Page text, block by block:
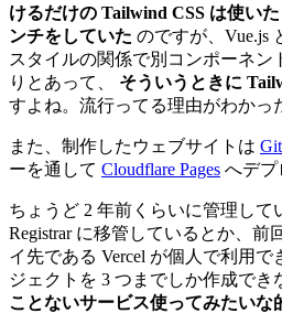
けるだけの Tailwind CSS は使い
ンチをしていた のですが、Vue.js
スタイルの関係で別コンポーネン
りとあって、 そういうときに
すよね。流行ってる理由がわかっ
また、制作したウェブサイトは
ーを通して Cloudflare Pages へデプ
ちょうど 2 年前くらいに管理して
Registrar に移管しているとか、前
イ先である Vercel が個人で利用で
ジェクトを 3 つまでしか作成でき
ことないサービス使ってみたいな